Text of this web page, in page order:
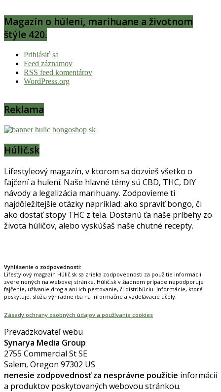
Magazín o húlení, marihuane a životnom
štýle 420.
Prihlásiť sa
Feed záznamov
RSS feed komentárov
WordPress.org
Reklama
Húlič.sk
Lifestyleový magazín, v ktorom sa dozvieš všetko o
fajčení a hulení. Naše hlavné témy sú CBD, THC, DIY
návody a legalizácia marihuany. Zodpovieme ti
najdôležitejšie otázky napríklad: ako spraviť bongo, či
ako dostať stopy THC z tela. Dostanú ťa naše príbehy zo
života húličov, alebo vyskúšaš naše chutné recepty.
Vyhlásenie o zodpovednosti:
Lifestylový magazín Húlič.sk sa zrieka zodpovednosti za použitie informácií
zverejnených na webovej stránke. Húlič.sk v žiadnom prípade nepodporuje
fajčenie, užívanie drog a ani ich pestovanie, či distribúciu. Informácie, ktoré
poskytuje, slúžia výhradne iba na informačné a vzdelávacie účely.
Zásady ochrany osobných údajov a používania cookies
Prevadzkovateľ webu
Synarya Media Group
2755 Commercial St SE
Salem, Oregon 97302 US
nenesie zodpovednosť za nesprávne použitie informácií
a produktov poskytovaných webovou stránkou.